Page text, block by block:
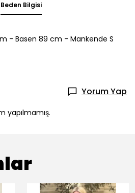
Beden Bilgisi
- Basen 89 cm - Mankende S
Yorum Yap
yapılmamış.